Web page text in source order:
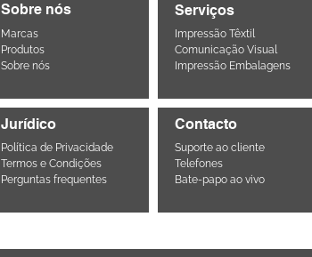
Sobre nós
Marcas
Produtos
Sobre nós
Jurídico
Política de Privacidade
Termos e Condições
Perguntas frequentes
Serviços
Impressão Têxtil
Comunicação Visual
Impressão Embalagens
Contacto
Suporte ao cliente
Telefones
Bate-papo ao vivo